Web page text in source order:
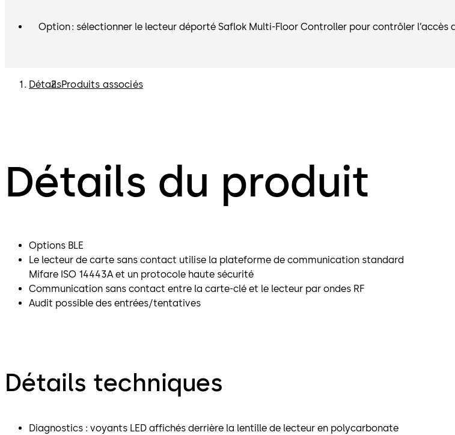
Option : sélectionner le lecteur déporté Saflok Multi-Floor Controller pour contrôler l’accès
DétailsProduits associés
Détails du produit
Options BLE
Le lecteur de carte sans contact utilise la plateforme de communication standard
Mifare ISO 14443A et un protocole haute sécurité
Communication sans contact entre la carte-clé et le lecteur par ondes RF
Audit possible des entrées/tentatives
Détails techniques
Diagnostics : voyants LED affichés derrière la lentille de lecteur en polycarbonate